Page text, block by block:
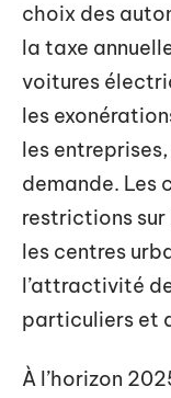
choix des
la taxe
voitures
les
les
demande. Les
restrictions sur
les centres
l’attractivité
particuliers et
À l’horizon